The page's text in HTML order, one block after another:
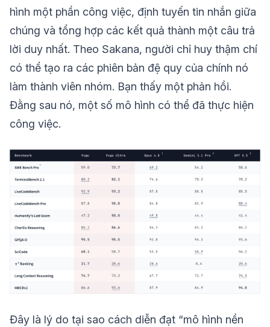
hình một phần công việc, định tuyến tin nhắn giữa
chúng và tổng hợp các kết quả thành một câu trả
lời duy nhất. Theo Sakana, người chỉ huy thậm chí
có thể tạo ra các phiên bản đệ quy của chính nó
làm thành viên nhóm. Bạn thấy một phản hồi.
Đằng sau nó, một số mô hình có thể đã thực hiện
công việc.
Đây là lý do tại sao cách diễn đạt “mô hình nền